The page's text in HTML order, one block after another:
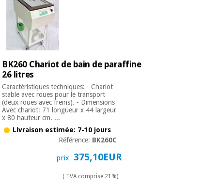
BK260 Chariot de bain de paraffine
26 litres
Caractéristiques techniques: - Chariot
stable avec roues pour le transport
(deux roues avec freins). - Dimensions
Avec chariot: 71 longueur x 44 largeur
x 80 hauteur cm. ...
Livraison estimée: 7-10 jours
Référence: BK260C
prix 375,10EUR
( TVA comprise 21%)